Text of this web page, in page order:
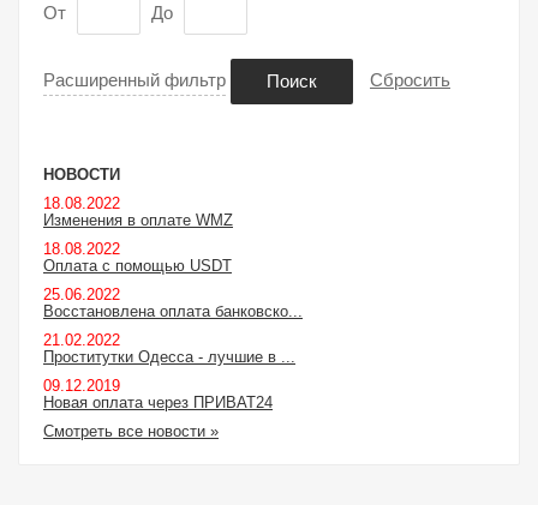
От До
Расширенный фильтр Поиск Сбросить
НОВОСТИ
18.08.2022
Изменения в оплате WMZ
18.08.2022
Оплата с помощью USDT
25.06.2022
Восстановлена оплата банковско...
21.02.2022
Проститутки Одесса - лучшие в ...
09.12.2019
Новая оплата через ПРИВАТ24
Смотреть все новости »